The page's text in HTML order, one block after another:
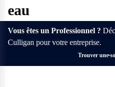
eau
Vous êtes un Professionnel ?
Culligan pour votre entreprise.
Trouver une